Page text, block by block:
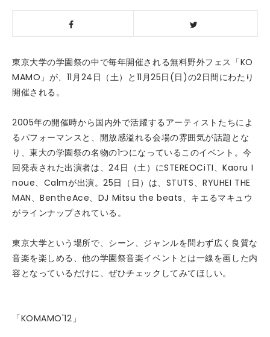
東京大学の学園祭の中で毎年開催される無料野外フェス「KO
MAMO」が、11月24日（土）と11月25日(日)の2日間にわたり
開催される。
2005年の開催時から国内外で活躍するアーティストたちによ
るパフォーマンスと、開放感溢れる会場の雰囲気が話題とな
り、東大の学園祭の名物の1つになっているこのイベント。今
回発表された出演者は、24日（土）にSTEREOCiTI、Kaoru I
noue、Calmが出演。25日（日）は、STUTS、RYUHEI THE
MAN、BentheAce、DJ Mitsu the beats、キエるマキュウ
がラインナップされている。
東京大学という場所で、シーン、ジャンルを問わず広く良質な
音楽を楽しめる、他の学園祭音楽イベントとは一線を画した内
容となっているだけに、ぜひチェックしてみてほしい。
「KOMAMO'12」